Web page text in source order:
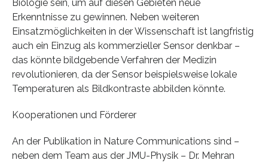
Biologie sein, um auf diesen Gebieten neue
Erkenntnisse zu gewinnen. Neben weiteren
Einsatzmöglichkeiten in der Wissenschaft ist langfristig
auch ein Einzug als kommerzieller Sensor denkbar –
das könnte bildgebende Verfahren der Medizin
revolutionieren, da der Sensor beispielsweise lokale
Temperaturen als Bildkontraste abbilden könnte.
Kooperationen und Förderer
An der Publikation in Nature Communications sind –
neben dem Team aus der JMU-Physik – Dr. Mehran